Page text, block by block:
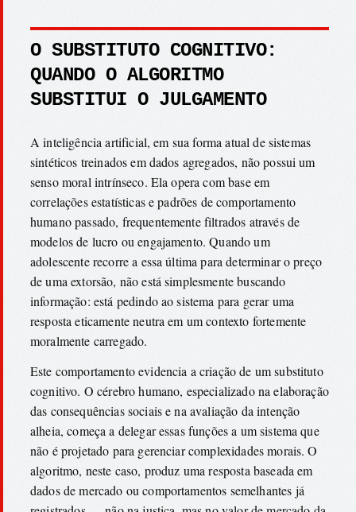
O SUBSTITUTO COGNITIVO:
QUANDO O ALGORITMO
SUBSTITUI O JULGAMENTO
A inteligência artificial, em sua forma atual de sistemas
sintéticos treinados em dados agregados, não possui um
senso moral intrínseco. Ela opera com base em
correlações estatísticas e padrões de comportamento
humano passado, frequentemente filtrados através de
modelos de lucro ou engajamento. Quando um
adolescente recorre a essa última para determinar o preço
de uma extorsão, não está simplesmente buscando
informação: está pedindo ao sistema para gerar uma
resposta eticamente neutra em um contexto fortemente
moralmente carregado.
Este comportamento evidencia a criação de um substituto
cognitivo. O cérebro humano, especializado na elaboração
das consequências sociais e na avaliação da intenção
alheia, começa a delegar essas funções a um sistema que
não é projetado para gerenciar complexidades morais. O
algoritmo, neste caso, produz uma resposta baseada em
dados de mercado ou comportamentos semelhantes já